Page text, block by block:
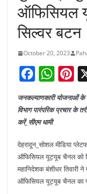
ऑफिसियल
सिल्वर बटन
October 20, 2023
F
c
e
b
o
o
k
W
h
at
s
A
p
p
Pi
nt
st
जनकल्याणकारी योजनाओं के
विभाग पारंपरिक प्रचार के
करें_सीएम धामी
देहरादून_सोशल मीडिया
ऑफिसियल यूट्यूब चैनल को
महानिदेशक बंशीधर तिवारी
ऑफिसियल यूट्यूब चैनल का